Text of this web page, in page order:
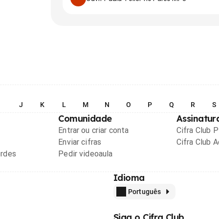
J K L M N O P Q R S
Comunidade
Entrar ou criar conta
Enviar cifras
Pedir videoaula
Cifra Club
Cifra Club
Idioma
Português